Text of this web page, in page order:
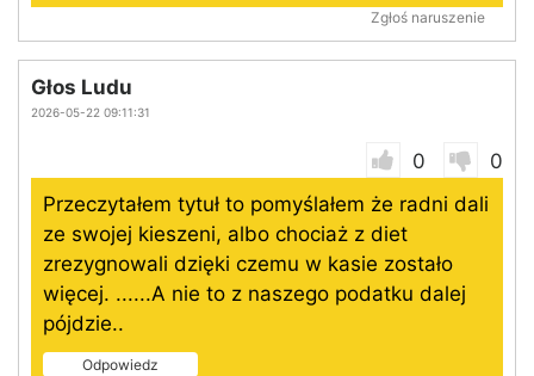
Zgłoś naruszenie
Głos Ludu
2026-05-22 09:11:31
0
0
Przeczytałem tytuł to pomyślałem że radni dali
ze swojej kieszeni, albo chociaż z diet
zrezygnowali dzięki czemu w kasie zostało
więcej. ......A nie to z naszego podatku dalej
pójdzie..
Odpowiedz